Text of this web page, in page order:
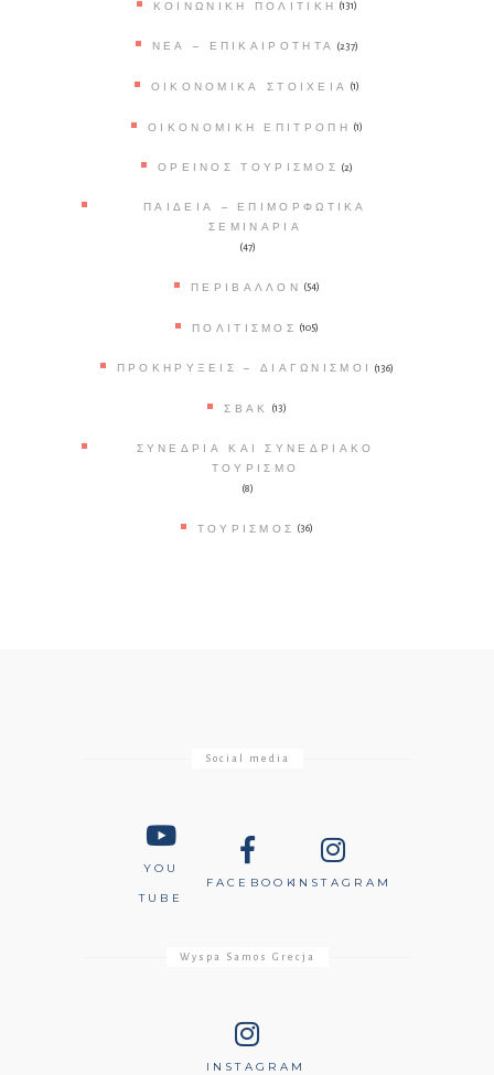
ΚΟΙΝΩΝΙΚΉ ΠΟΛΙΤΙΚΉ (131)
ΝΈΑ – ΕΠΙΚΑΙΡΌΤΗΤΑ (237)
ΟΙΚΟΝΟΜΙΚΆ ΣΤΟΙΧΕΊΑ (1)
ΟΙΚΟΝΟΜΙΚΉ ΕΠΙΤΡΟΠΉ (1)
ΟΡΕΙΝΌΣ ΤΟΥΡΙΣΜΌΣ (2)
ΠΑΙΔΕΊΑ – ΕΠΙΜΟΡΦΩΤΙΚΆ
ΣΕΜΙΝΆΡΙΑ
(47)
ΠΕΡΙΒΆΛΛΟΝ (54)
ΠΟΛΙΤΙΣΜΌΣ (105)
ΠΡΟΚΗΡΎΞΕΙΣ – ΔΙΑΓΩΝΙΣΜΟΊ (136)
ΣΒΑΚ (13)
ΣΥΝΈΔΡΙΑ ΚΑΙ ΣΥΝΕΔΡΙΑΚΌ
ΤΟΥΡΙΣΜΌ
(8)
ΤΟΥΡΙΣΜΌΣ (36)
Social media
YOU
TUBE
FACEBOOKINSTAGRAM
Wyspa Samos Grecja
INSTAGRAM